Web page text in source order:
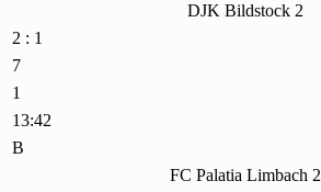
DJK Bildstock 2
2 : 1
7
1
13:42
B
FC Palatia Limbach 2